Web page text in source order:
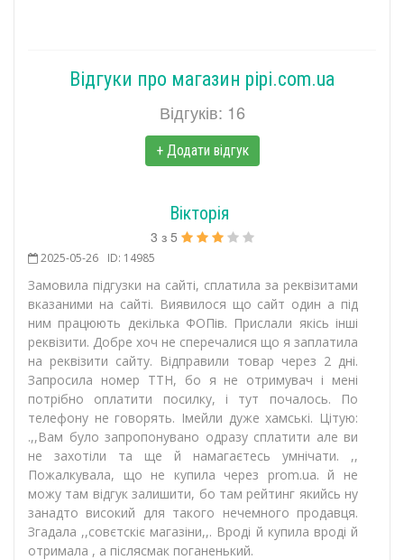
Відгуки про магазин pipi.com.ua
Відгуків: 16
+ Додати відгук
Вікторія
3 з 5
2025-05-26 ID: 14985
Замовила підгузки на сайті, сплатила за реквізитами
вказаними на сайті. Виявилося що сайт один а під
ним працюють декілька ФОПів. Прислали якісь інші
реквізити. Добре хоч не сперечалися що я заплатила
на реквізити сайту. Відправили товар через 2 дні.
Запросила номер ТТН, бо я не отримувач і мені
потрібно оплатити посилку, і тут почалось. По
телефону не говорять. Імейли дуже хамські. Цітую:
.,,Вам було запропонувано одразу сплатити але ви
не захотіли та ще й намагаєтесь умнічати. ,,
Пожалкувала, що не купила через prom.ua. й не
можу там відгук залишити, бо там рейтинг якийсь ну
занадто високий для такого нечемного продавця.
Згадала ,,совєтскіє магазіни,,. Вроді й купила вроді й
отримала , а післясмак поганенький.